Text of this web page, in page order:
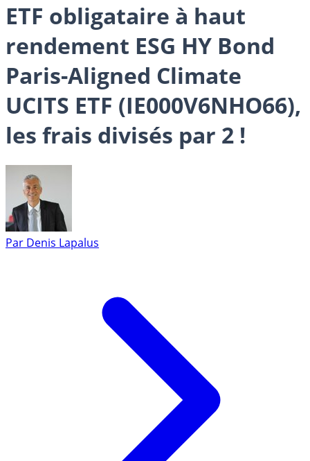
ETF obligataire à haut
rendement ESG HY Bond
Paris-Aligned Climate
UCITS ETF (IE000V6NHO66),
les frais divisés par 2 !
Par Denis Lapalus